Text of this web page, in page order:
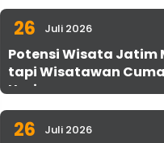
26 Juli 2026
Potensi Wisata Jatim
tapi Wisatawan
Hari
26 Juli 2026